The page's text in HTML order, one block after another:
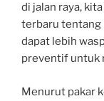
di jalan raya,
terbaru tentang
dapat lebih
preventif untuk
Menurut pakar